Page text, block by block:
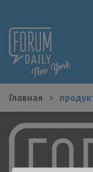
НОВОСТИ ГОРОДА
КУДА ПОЙТИ В
ЗДОРОВЬЕ
Главная